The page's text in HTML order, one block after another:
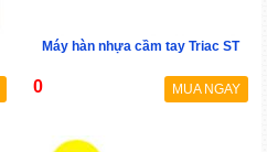
Máy hàn nhựa cầm tay Triac ST
0 MUA NGAY